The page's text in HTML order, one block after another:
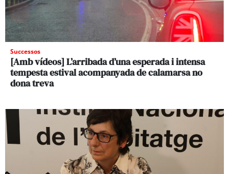
Successos
[Amb vídeos] L’arribada d’una esperada i intensa
tempesta estival acompanyada de calamarsa no
dona treva